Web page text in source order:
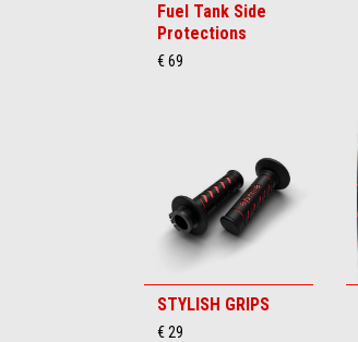
Fuel Tank Side
Protections
€ 69
STYLISH GRIPS
€ 29